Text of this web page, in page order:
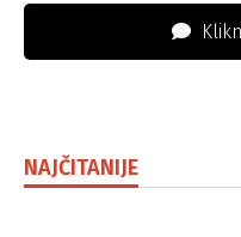
NAJČITANIJE